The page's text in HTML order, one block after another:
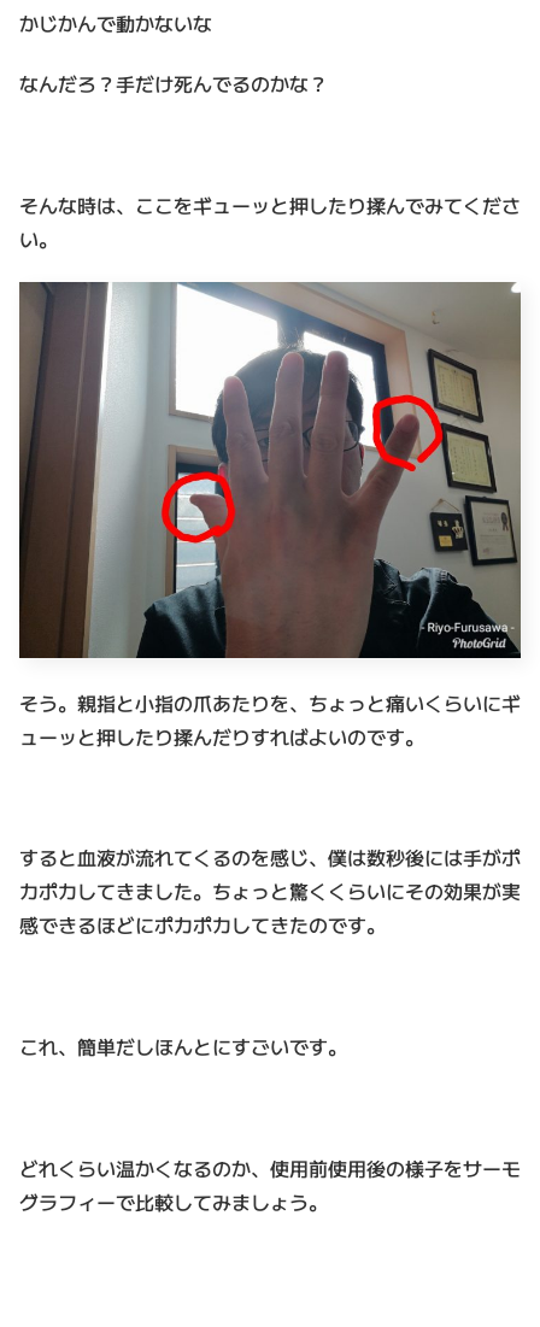
かじかんで動かないな
なんだろ？手だけ死んでるのかな？
そんな時は、ここをギューッと押したり揉んでみてくださ
い。
そう。親指と小指の爪あたりを、ちょっと痛いくらいにギ
ューッと押したり揉んだりすればよいのです。
すると血液が流れてくるのを感じ、僕は数秒後には手がポ
カポカしてきました。ちょっと驚くくらいにその効果が実
感できるほどにポカポカしてきたのです。
これ、簡単だしほんとにすごいです。
どれくらい温かくなるのか、使用前使用後の様子をサーモ
グラフィーで比較してみましょう。